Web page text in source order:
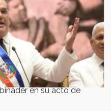
en su acto de